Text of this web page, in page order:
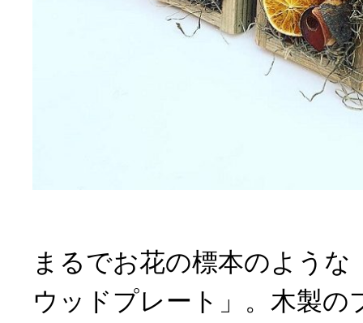
まるでお花の標本のよう
ウッドプレート」。木製の